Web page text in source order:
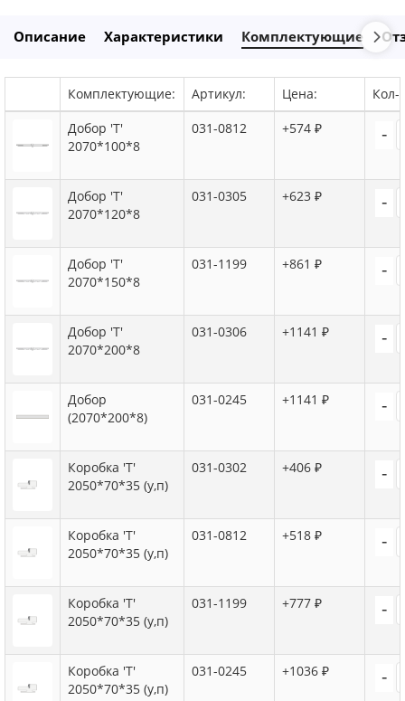
Описание Характеристики Комплектующие
Комплектующие: Артикул: Цена:
Кол-
Добор 'Т'
2070*100*8
031-0812 +574 ₽ -
Добор 'Т'
2070*120*8
031-0305 +623 ₽ -
Добор 'Т'
2070*150*8
031-1199 +861 ₽ -
Добор 'Т'
2070*200*8
031-0306 +1141 ₽ -
Добор
(2070*200*8)
031-0245 +1141 ₽ -
Коробка 'Т'
2050*70*35 (у,п)
031-0302 +406 ₽ -
Коробка 'Т'
2050*70*35 (у,п)
031-0812 +518 ₽ -
Коробка 'Т'
2050*70*35 (у,п)
031-1199 +777 ₽ -
Коробка 'Т'
2050*70*35 (у,п)
031-0245 +1036 ₽ -